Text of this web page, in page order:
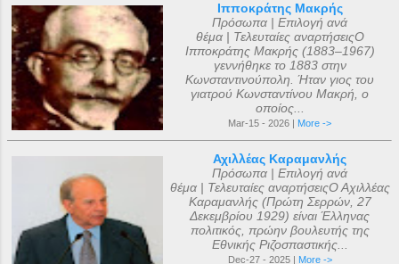
Ιπποκράτης Μακρής
Πρόσωπα | Επιλογή ανά
θέμα | Τελευταίες αναρτήσειςΟ
Ιπποκράτης Μακρής (1883–1967)
γεννήθηκε το 1883 στην
Κωνσταντινούπολη. Ήταν γιος του
γιατρού Κωνσταντίνου Μακρή, ο
οποίος...
Mar-15 - 2026 | More ->
Αχιλλέας Καραμανλής
Πρόσωπα | Επιλογή ανά
θέμα | Τελευταίες αναρτήσειςΟ Αχιλλέας
Καραμανλής (Πρώτη Σερρών, 27
Δεκεμβρίου 1929) είναι Έλληνας
πολιτικός, πρώην βουλευτής της
Εθνικής Ριζοσπαστικής...
Dec-27 - 2025 | More ->